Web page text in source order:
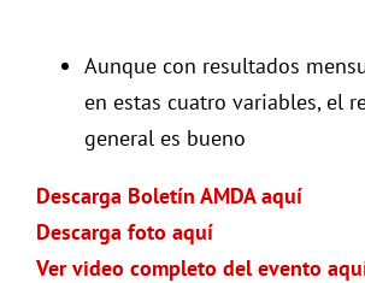
Aunque con resultados
en estas cuatro variables, el
general es bueno
Descarga Boletín AMDA aquí
Descarga foto aquí
Ver video completo del evento